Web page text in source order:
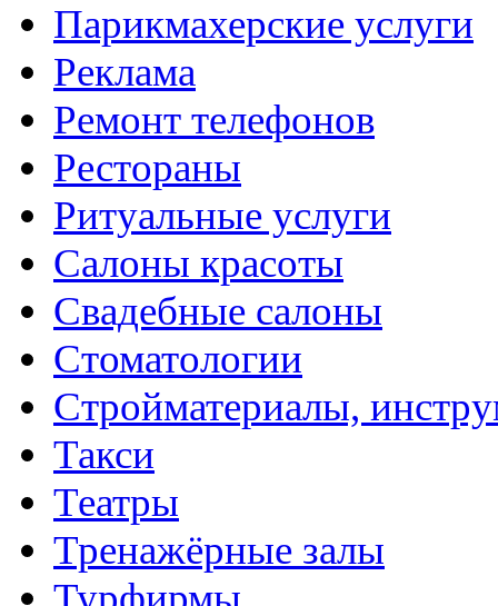
Парикмахерские услуги
Реклама
Ремонт телефонов
Рестораны
Ритуальные услуги
Салоны красоты
Свадебные салоны
Стоматологии
Стройматериалы,
Такси
Театры
Тренажёрные залы